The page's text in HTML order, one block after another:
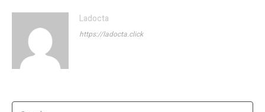
Ladocta
https://ladocta.click